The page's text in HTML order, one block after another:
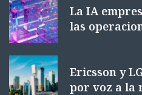
La IA
las
Ericsson y
por voz a la